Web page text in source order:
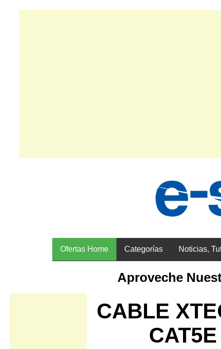
Ofertas Home Categorías Noticias,
Aproveche
CABLE